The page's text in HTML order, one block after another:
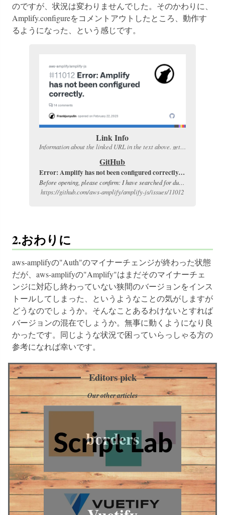
のですが、状況は変わりませんでした。そのかわりに、
Amplify.configureをコメントアウトしたところ、動作す
るようになった、という感じです。
Link Info
Information about the linked URL in the text above. get more infos.
GitHub
Error: Amplify has not been configured correctly. · Issue #11012 · aws-amplify/amplify-js · GitHub
Before opening, please confirm: I have searched for duplicate or closed issues and discussions. I have read the guide for submitting bug reports. I have done my best to include a minimal, self-contained set of instructions for consistent...
https://github.com/aws-amplify/amplify-js/issues/11012
2.おわりに
aws-amplifyの"Auth"のマイナーチェンジが終わった状態
だが、aws-amplifyの"Amplify"はまだそのマイナーチェ
ンジに対応し終わっていない狭間のバージョンをインス
トールしてしまった、というようなことの気がしますが
どうなのでしょうか。そんなことあるわけないとすれば
バージョンの混在でしょうか。無事に動くようになり良
かったです。同じような状況で困っていらっしゃる方の
参考になれば幸いです。
Editors pick
Our other articles
borders